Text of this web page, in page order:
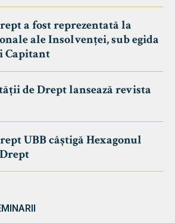
a fost reprezentată la
ale Insolvenței, sub egida
Capitant
de Drept lansează revista
UBB câștigă Hexagonul